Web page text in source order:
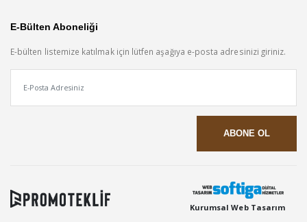
E-Bülten Aboneliği
E-bülten listemize katılmak için lütfen aşağıya e-posta adresinizi giriniz.
Kurumsal Web Tasarım